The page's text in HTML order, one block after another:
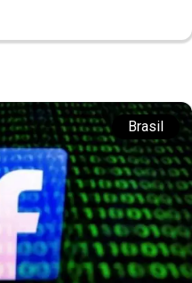
Brasil